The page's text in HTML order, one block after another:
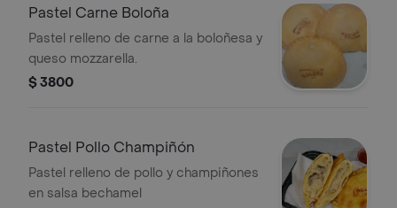
Pastel Carne Boloña
Pastel relleno de carne a la boloñesa y
queso mozzarella.
$ 3800
Pastel Pollo Champiñón
Pastel relleno de pollo y champiñones
en salsa bechamel